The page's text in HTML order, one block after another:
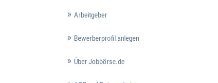
Arbeitgeber
Bewerberprofil anlegen
Über Jobbörse.de